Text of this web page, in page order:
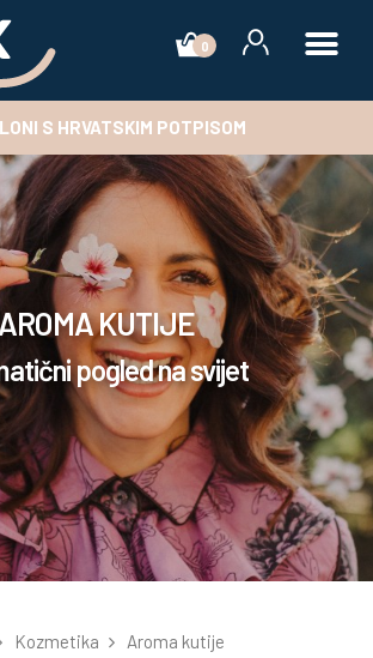
0
S HRVATSKIM POTPISOM
KUTIJE
pogled na svijet
Kozmetika Aroma kutije